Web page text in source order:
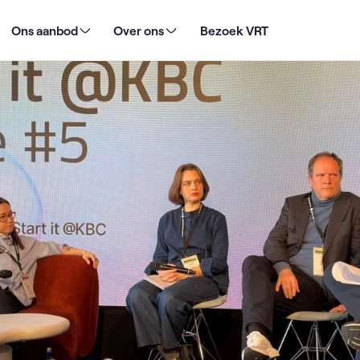
Ons aanbod Over ons Bezoek VRT
Europese media zichzelf heruitvinden in het AI tijdperk